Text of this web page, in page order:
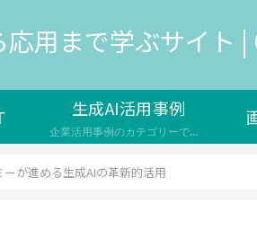
応用まで学ぶサイト
生成AI活用事例
企業活用事例のカテゴリーです。生成AIは、人工知能の一種で、新しいデータやコンテンツを生成する能力を持つAIのことを指し、様々な企業で新サービスの開発や自社の業務効率化で導入が検討されています。 生成AIのメリットや効果 ユーザーの満足度やエンゲージメントを高める コストや時間の削減や品質の向上を実現する 新しい価値やイノベーションを生み出す 生成AIの課題や注意点 生成AIの出力の信頼性や公平性…
が進める生成AIの革新的活用